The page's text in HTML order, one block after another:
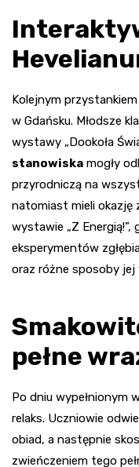
Kolejnym
w Gdańsku. Młodsze
wystawy „Dookoła
stanowiska mogły
przyrodniczą na
natomiast mieli okazję
wystawie „Z
eksperymentów
oraz różne sposoby
pełne
Po dniu wypełnionym
relaks. Uczniowie
obiad, a następnie
zwieńczeniem tego